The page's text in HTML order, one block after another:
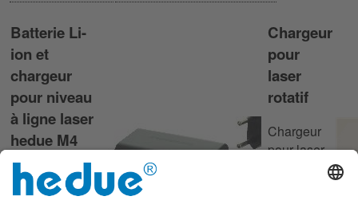
Batterie Li-
ion et
chargeur
pour niveau
à ligne laser
hedue M4
Une batterie Li-
ion
Chargeur
pour
laser
rotatif
Chargeur
pour laser